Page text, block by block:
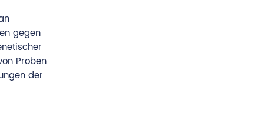
gegen
Proben
der